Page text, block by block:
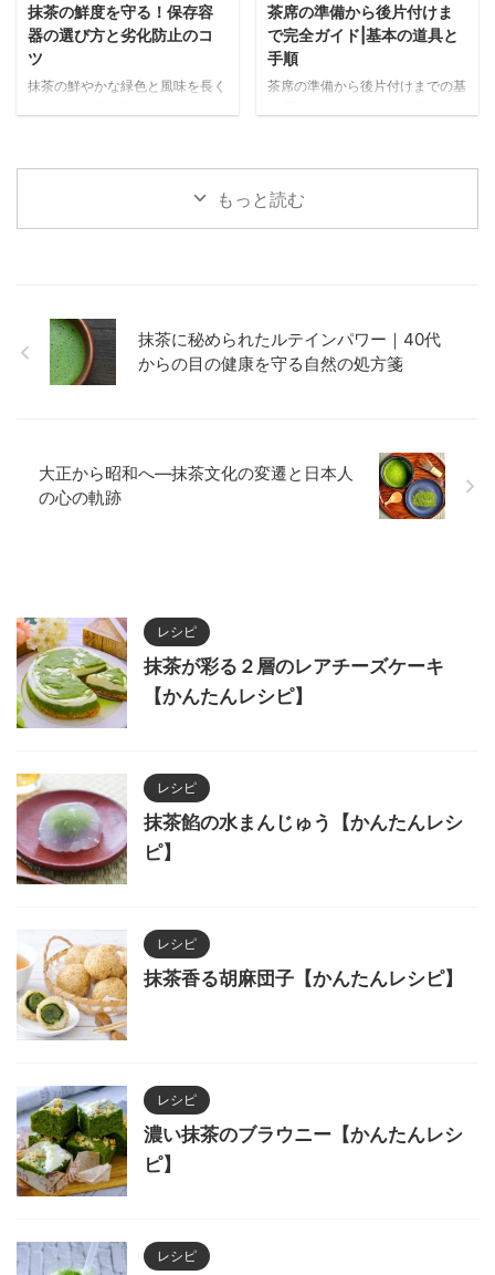
抹茶の鮮度を守る！保存容
器の選び方と劣化防止のコ
ツ
抹茶の鮮やかな緑色と風味を長く
ス・プラスチック製など素材別の
メリット・デメリットを詳しく紹
茶席の準備から後片付けま
で完全ガイド|基本の道具と
手順
茶席の準備から後片付けまでの基
たおもてなしを実現するポイント
をわかりやすく紹介します。
もっと読む
抹茶に秘められたルテインパワー｜40代
からの目の健康を守る自然の処方箋
大正から昭和へ―抹茶文化の変遷と日本人
の心の軌跡
レシピ
抹茶が彩る２層のレアチーズケーキ
【かんたんレシピ】
レシピ
抹茶餡の水まんじゅう【かんたんレシ
ピ】
レシピ
抹茶香る胡麻団子【かんたんレシピ】
レシピ
濃い抹茶のブラウニー【かんたんレシ
ピ】
レシピ